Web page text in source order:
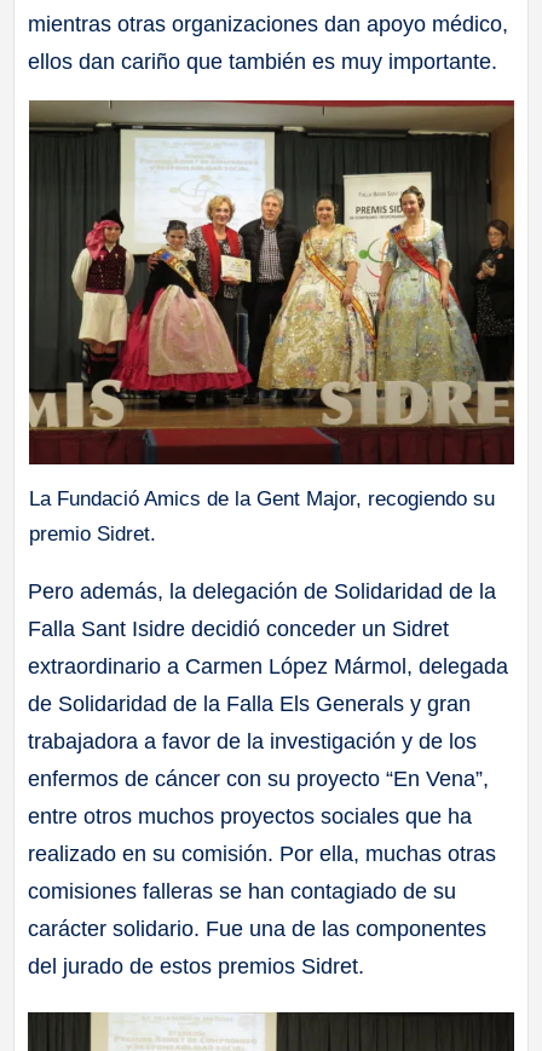
mientras otras organizaciones dan apoyo médico,
ellos dan cariño que también es muy importante.
La Fundació Amics de la Gent Major, recogiendo su
premio Sidret.
Pero además, la delegación de Solidaridad de la
Falla Sant Isidre decidió conceder un Sidret
extraordinario a Carmen López Mármol, delegada
de Solidaridad de la Falla Els Generals y gran
trabajadora a favor de la investigación y de los
enfermos de cáncer con su proyecto “En Vena”,
entre otros muchos proyectos sociales que ha
realizado en su comisión. Por ella, muchas otras
comisiones falleras se han contagiado de su
carácter solidario. Fue una de las componentes
del jurado de estos premios Sidret.